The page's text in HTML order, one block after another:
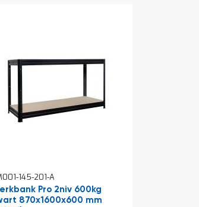
145-201-A
Pro 2niv 600kg
870x1600x600 mm